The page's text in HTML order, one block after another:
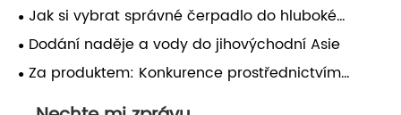
Jak si vybrat správné čerpadlo do hluboké
studny pro vaši farmu?
Dodání naděje a vody do jihovýchodní Asie
Za produktem: Konkurence prostřednictvím